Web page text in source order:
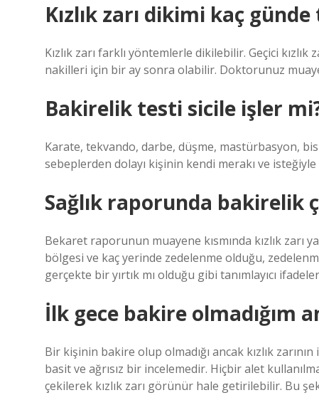
Kızlık zarı dikimi kaç
Kızlık zarı farklı yöntemlerle dikilebilir. Geçici kızlık
nakilleri için bir ay sonra olabilir. Doktorunuz
Bakirelik testi sicile işler
Karate, tekvando, darbe, düşme, mastürbasyon,
sebeplerden dolayı kişinin kendi merakı ve
Sağlık raporunda bakirelik
Bekaret raporunun muayene kısmında kızlık zarı
bölgesi ve kaç yerinde zedelenme olduğu,
gerçekte bir yırtık mı olduğu gibi tanımlayıcı ifadeler
İlk gece bakire olmadığım
Bir kişinin bakire olup olmadığı ancak kızlık
basit ve ağrısız bir incelemedir. Hiçbir alet
çekilerek kızlık zarı görünür hale getirilebilir. Bu